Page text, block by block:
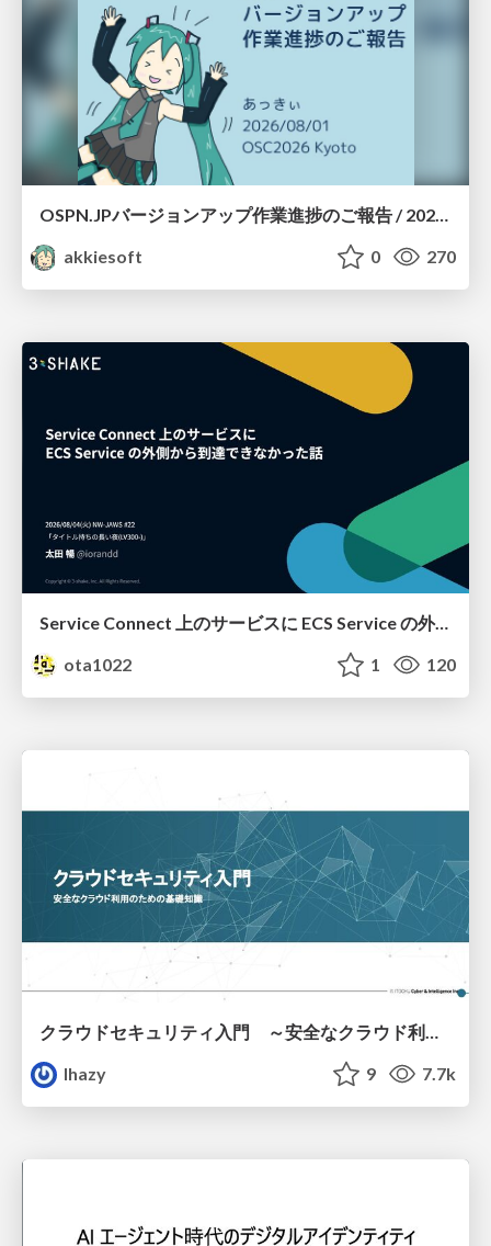
OSPN.JPバージョンアップ作業進捗のご報告 / 20260801-osc26kyoto
akkiesoft
0 270
Service Connect 上のサービスに ECS Service の外側から到達できなかった話
ota1022
1 120
lhazy
9 7.7k